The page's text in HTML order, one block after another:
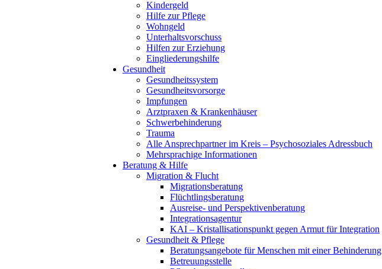
Kindergeld
Hilfe zur Pflege
Wohngeld
Unterhaltsvorschuss
Hilfen zur Erziehung
Eingliederungshilfe
Gesundheit
Gesundheitssystem
Gesundheitsvorsorge
Impfungen
Arztpraxen & Krankenhäuser
Schwerbehinderung
Trauma
Alle Ansprechpartner im Kreis – Psychosoziales Adressbuch
Mehrsprachige Informationen
Beratung & Hilfe
Migration & Flucht
Migrationsberatung
Flüchtlingsberatung
Ausreise- und Perspektivenberatung
Integrationsagentur
KAI – Kristallisationspunkt gegen Armut für Integration
Gesundheit & Pflege
Beratungsangebote für Menschen mit einer Behinderung
Betreuungsstelle